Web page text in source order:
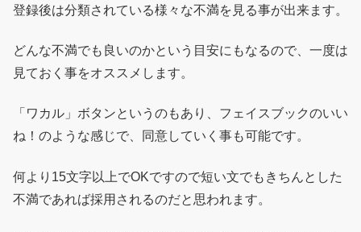
登録後は分類されている様々な不満を見る事が出来ます。
どんな不満でも良いのかという目安にもなるので、一度は
見ておく事をオススメします。
「ワカル」ボタンというのもあり、フェイスブックのいい
ね！のような感じで、同意していく事も可能です。
何より15文字以上でOKですので短い文でもきちんとした
不満であれば採用されるのだと思われます。